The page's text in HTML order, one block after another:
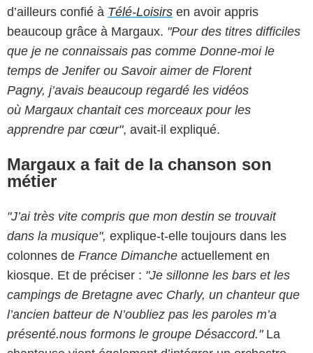
d’ailleurs confié à Télé-Loisirs en avoir appris
beaucoup grâce à Margaux. "Pour des titres difficiles
que je ne connaissais pas comme Donne-moi le
temps de Jenifer ou Savoir aimer de Florent
Pagny, j’avais beaucoup regardé les vidéos
où Margaux chantait ces morceaux pour les
apprendre par cœur", avait-il expliqué.
Margaux a fait de la chanson son
métier
"J’ai très vite compris que mon destin se trouvait
dans la musique", explique-t-elle toujours dans les
colonnes de France Dimanche actuellement en
kiosque. Et de préciser : "Je sillonne les bars et les
campings de Bretagne avec Charly, un chanteur que
l’ancien batteur de N’oubliez pas les paroles m’a
présenté.nous formons le groupe Désaccord."La